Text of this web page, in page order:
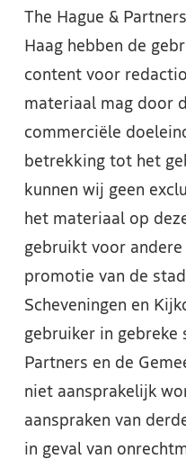
The Hague &
Haag hebben de
content voor
materiaal mag door
commerciële
betrekking tot het
kunnen wij geen
het materiaal op
gebruikt voor
promotie van de
Scheveningen en
gebruiker in gebreke
Partners en de
niet aansprakelijk
aanspraken van
in geval van